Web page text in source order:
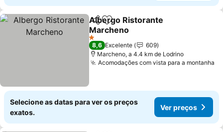
PartilharAdicionar aos favoritos
Albergo Ristorante
Marcheno
Ver preços
1 Estrelas
8,6 Excelente
609
Marcheno, a 4.4 km de Lodrino
Acomodações com vista para a montanha
Selecione as datas para ver os preços
exatos.
Ver preços